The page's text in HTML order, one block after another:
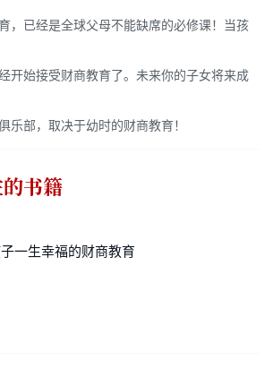
，已经是全球父母不能缺席的必修课！当孩
开始接受财商教育了。未来你的子女将来成
乐部，取决于幼时的财商教育！
书籍
一生幸福的财商教育